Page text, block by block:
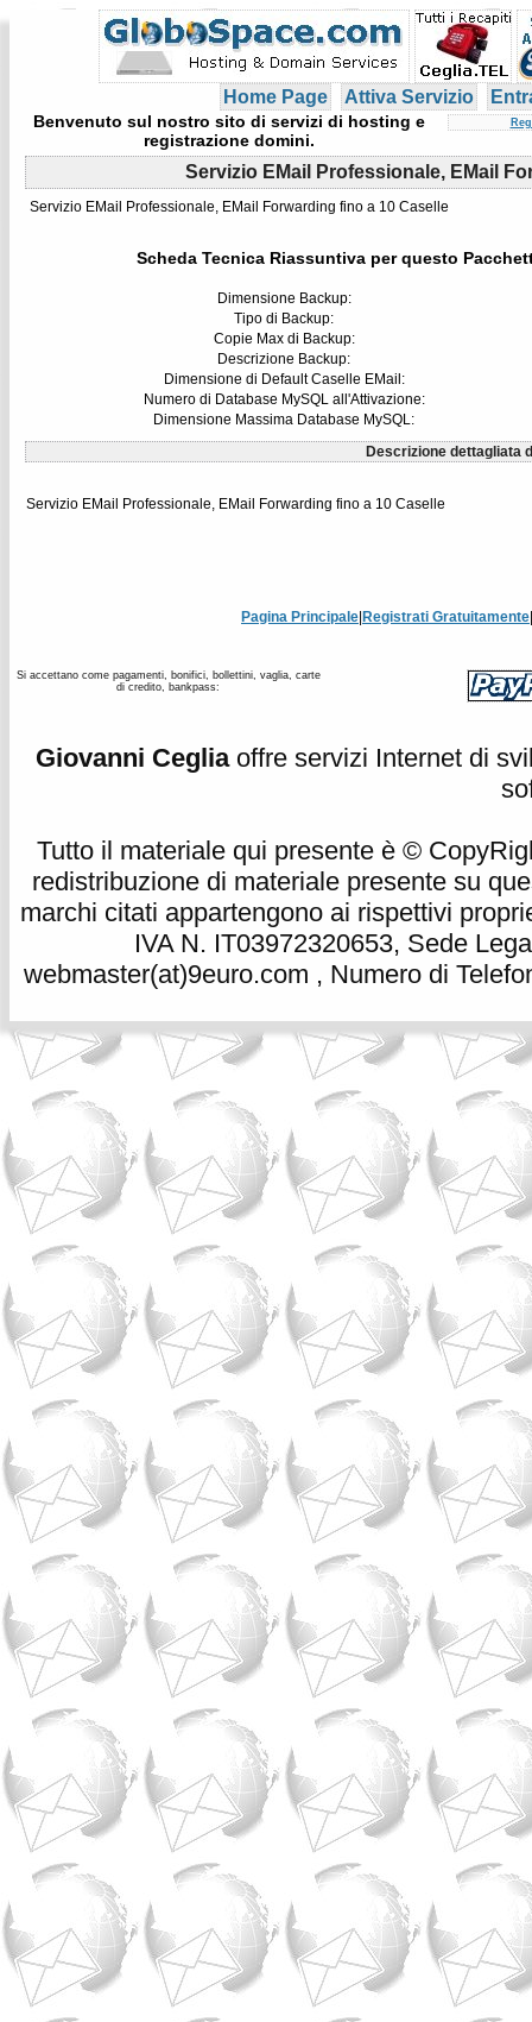
Home Page Attiva Servizio
Benvenuto sul nostro sito di servizi di hosting e
registrazione domini.
Servizio EMail Professionale, EMail
Servizio EMail Professionale, EMail Forwarding fino a 10 Caselle
Scheda Tecnica Riassuntiva per questo
Dimensione Backup:
Tipo di Backup:
Copie Max di Backup:
Descrizione Backup:
Dimensione di Default Caselle EMail:
Numero di Database MySQL all'Attivazione:
Dimensione Massima Database MySQL:
Descrizione dettagliata
Servizio EMail Professionale, EMail Forwarding fino a 10 Caselle
Pagina Principale Registrati Gratuitamente
Si accettano come pagamenti, bonifici, bollettini, vaglia, carte
di credito, bankpass:
Giovanni Cegliaoffre servizi Internet di
Tutto il materiale qui presente è ©
redistribuzione di materiale presente su
marchi citati appartengono ai rispettivi
IVA N. IT03972320653, Sede
webmaster(at)9euro.com , Numero di